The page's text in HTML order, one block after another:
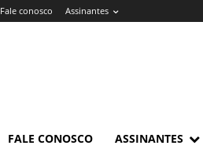
Fale conosco Assinantes
FALE CONOSCO ASSINANTES